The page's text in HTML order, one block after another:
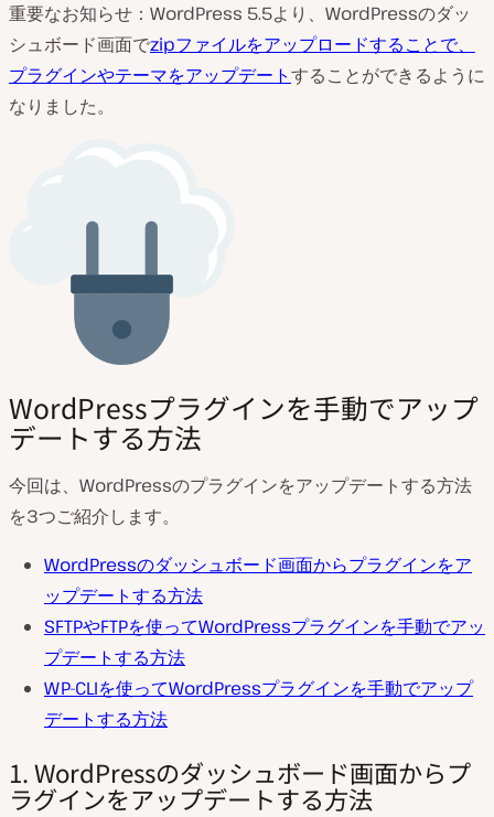
重要なお知らせ：WordPress 5.5より、WordPressのダッ
シュボード画面でzipファイルをアップロードすることで、
プラグインやテーマをアップデートすることができるように
なりました。
WordPressプラグインを手動でアップ
デートする方法
今回は、WordPressのプラグインをアップデートする方法
を3つご紹介します。
WordPressのダッシュボード画面からプラグインをア
ップデートする方法
SFTPやFTPを使ってWordPressプラグインを手動でアッ
プデートする方法
WP-CLIを使ってWordPressプラグインを手動でアップ
デートする方法
1. WordPressのダッシュボード画面からプ
ラグインをアップデートする方法